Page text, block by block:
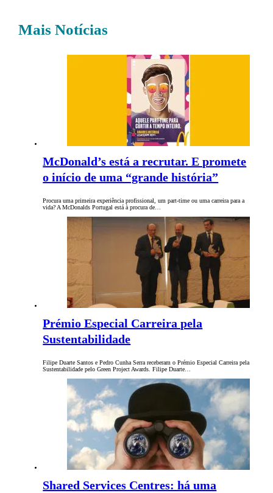
Mais Notícias
McDonald’s está a recrutar. E promete
o início de uma “grande história”
Procura uma primeira experiência profissional, um part-time ou uma carreira para a
vida? A McDonalds Portugal está à procura de…
Prémio Especial Carreira pela
Sustentabilidade
Filipe Duarte Santos e Pedro Cunha Serra receberam o Prémio Especial Carreira pela
Sustentabilidade pelo Green Project Awards. Filipe Duarte…
Shared Services Centres: há uma